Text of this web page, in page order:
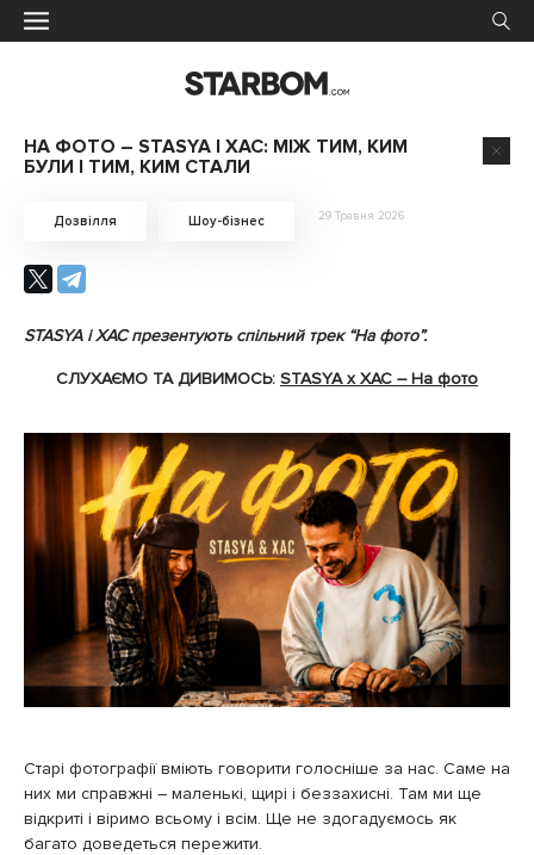
НА ФОТО – STASYA І XAC: МІЖ ТИМ, КИМ
БУЛИ І ТИМ, КИМ СТАЛИ
Дозвілля Шоу-бізнес 29 Травня 2026
STASYA і XAC презентують спільний трек “На фото”.
СЛУХАЄМО ТА ДИВИМОСЬ: STASYA x ХАС – На фото
Старі фотографії вміють говорити голосніше за нас. Саме на
них ми справжні – маленькі, щирі і беззахисні. Там ми ще
відкриті і віримо всьому і всім. Ще не здогадуємось як
багато доведеться пережити.